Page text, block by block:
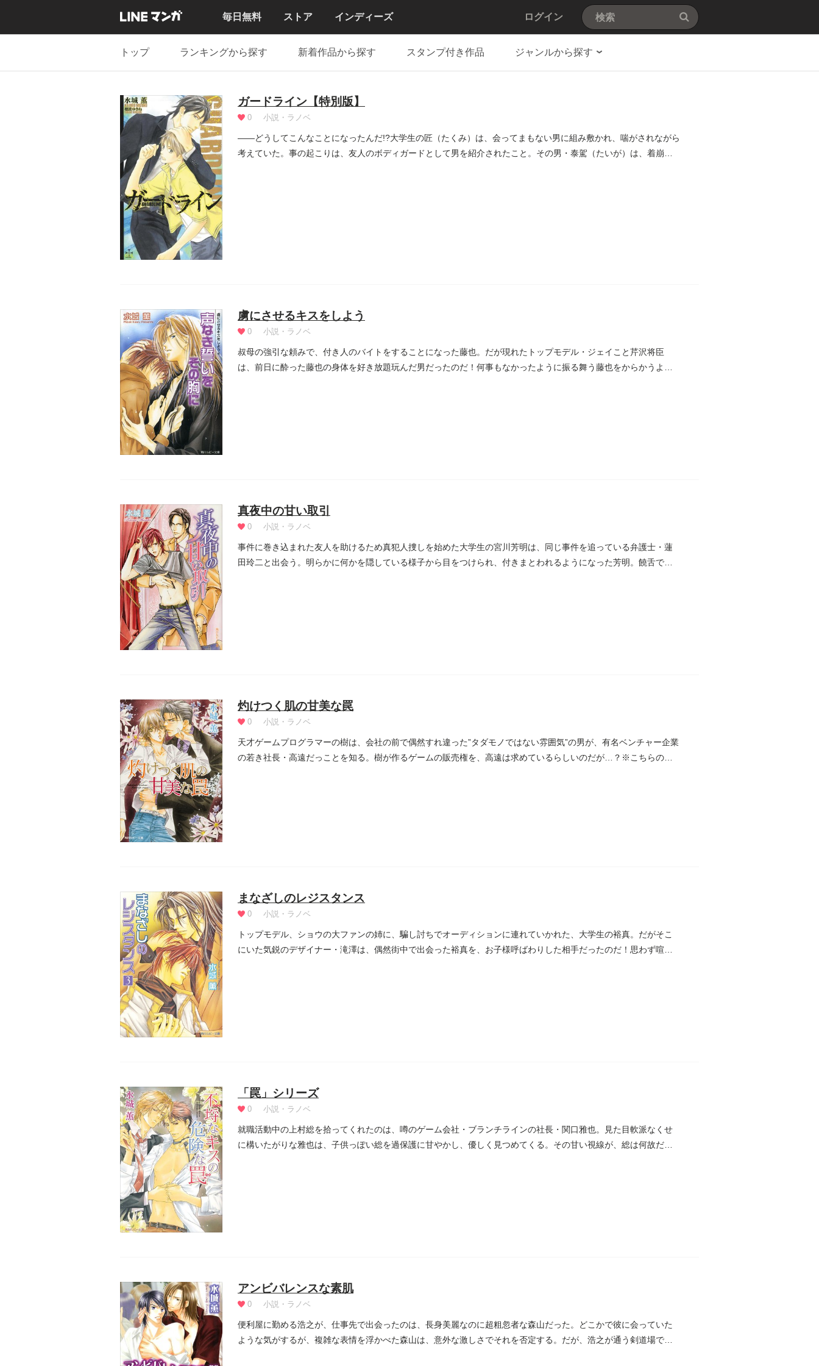
毎日無料 ストア インディーズ ログイン
トップ ランキングから探す 新着作品から探す スタンプ付き作品 ジャンルから探す
ガードライン【特別版】
0 小説・ラノベ
――どうしてこんなことになったんだ!?大学生の匠（たくみ）は、会ってまもない男に組み敷かれ、喘がされながら
考えていた。事の起こりは、友人のボディガードとして男を紹介されたこと。その男・泰駕（たいが）は、着崩し
虜にさせるキスをしよう
0 小説・ラノベ
叔母の強引な頼みで、付き人のバイトをすることになった藤也。だが現れたトップモデル・ジェイこと芹沢将臣
は、前日に酔った藤也の身体を好き放題玩んだ男だったのだ！何事もなかったように振る舞う藤也をからかうよう
真夜中の甘い取引
0 小説・ラノベ
事件に巻き込まれた友人を助けるため真犯人捜しを始めた大学生の宮川芳明は、同じ事件を追っている弁護士・蓮
田玲二と出会う。明らかに何かを隠している様子から目をつけられ、付きまとわれるようになった芳明。饒舌でし
灼けつく肌の甘美な罠
0 小説・ラノベ
天才ゲームプログラマーの樹は、会社の前で偶然すれ違った”タダモノではない雰囲気”の男が、有名ベンチャー企業
の若き社長・高遠だっことを知る。樹が作るゲームの販売権を、高遠は求めているらしいのだが…？※こちらの電
まなざしのレジスタンス
0 小説・ラノベ
トップモデル、ショウの大ファンの姉に、騙し討ちでオーディションに連れていかれた、大学生の裕真。だがそこ
にいた気鋭のデザイナー・滝澤は、偶然街中で出会った裕真を、お子様呼ばわりした相手だったのだ！思わず喧嘩
「罠」シリーズ
0 小説・ラノベ
就職活動中の上村総を拾ってくれたのは、噂のゲーム会社・ブランチラインの社長・関口雅也。見た目軟派なくせ
に構いたがりな雅也は、子供っぽい総を過保護に甘やかし、優しく見つめてくる。その甘い視線が、総は何故だか
アンビバレンスな素肌
0 小説・ラノベ
便利屋に勤める浩之が、仕事先で出会ったのは、長身美麗なのに超粗忽者な森山だった。どこかで彼に会っていた
ような気がするが、複雑な表情を浮かべた森山は、意外な激しさでそれを否定する。だが、浩之が通う剣道場で、